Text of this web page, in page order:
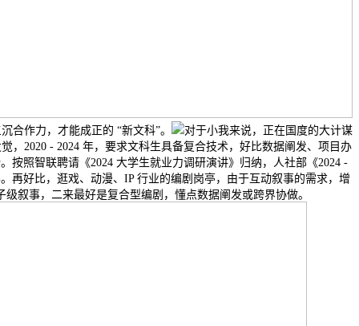
合作力，才能成正的 “新文科”。
对于小我来说，正在国度的大计谋
，2020 - 2024 年，要求文科生具备复合技术，好比数据阐发、项目办
按照智联聘请《2024 大学生就业力调研演讲》归纳，人社部《2024 -
再好比，逛戏、动漫、IP 行业的编剧岗亭，由于互动叙事的需求，增
叙事，二来最好是复合型编剧，懂点数据阐发或跨界协做。